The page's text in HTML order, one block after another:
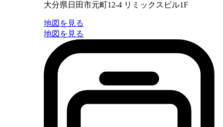
大分県日田市元町12-4 リミックスビル1F
地図を見る
地図を見る